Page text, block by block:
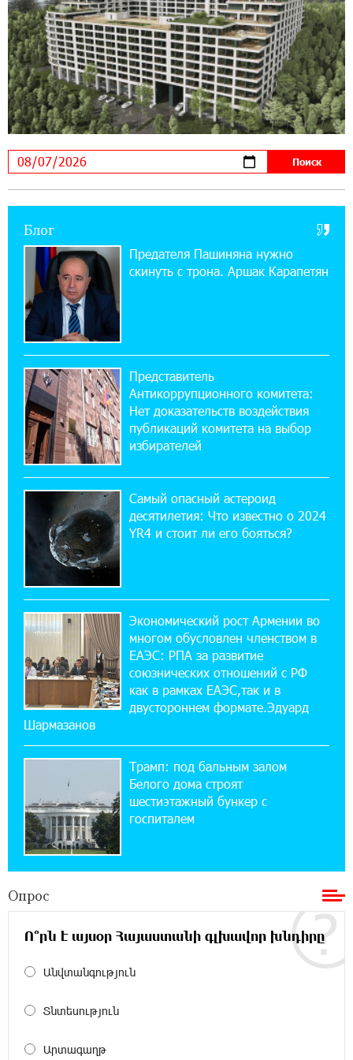
17:16:14 30-07-2026
ВТБ (Армения): вклад «Стабильный» — до
10% годовых и оформление в мобильном
приложении
17:03:49 30-07-2026
Платформа Rate.Trading на Seaside Startup
Summit: IDBank представил инновационное
Состоялось открытие Khachaturian Rooftop
при поддержке IDBank
18:38:18 28-07-2026
Пашинян ты упустил свой шанс уйти
спокойно. Аршак Карапетян
12:04:53 28-07-2026
Обновленный Центр продаж и обслуживания
Ucom открылся по адресу ул. Шаумяна, 24/2
в Арарате
Никогда Нагорный Карабах не был в составе
независимого Азербайджана. Аршак
Карапетян
17:52:29 25-07-2026
обратился к президенту страны с просьбой
содействовать освобождению армянских заключенных,
осужденных в Азербайджане
12:17:04 23-07-2026
Против кого вооружается Азербайджан?
Аршак Карапетян
12:04:45 23-07-2026
При поддержке Ucom в спортивной школе
Вайка установлена солнечная
электростанция мощностью 15 кВт
20:50:22 22-07-2026
Новые финансовые навыки на «Давидбекских
играх»: Idram&IDBank
Кругом война. А вас вводят в заблуждение.
Центр продаж и обслуживания Ucom в
— ул. Ереванян, 3/47
Блог
Предателя Пашиняна нужно
скинуть с трона. Аршак Карапетян
Представитель
Антикоррупционного комитета:
Нет доказательств воздействия
публикаций комитета на выбор
избирателей
Самый опасный астероид
десятилетия: Что известно о 2024
YR4 и стоит ли его бояться?
Экономический рост Армении во
многом обусловлен членством в
ЕАЭС: РПА за развитие
союзнических отношений с РФ
как в рамках ЕАЭС,так и в
двустороннем формате.Эдуард
Шармазанов
Трамп: под бальным залом
Белого дома строят
шестиэтажный бункер с
госпиталем
Опрос
Ո՞րն է այսօր Հայաստանի գլխավոր խնդիրը
Անվտանգություն
Տնտեսություն
Արտագաղթ